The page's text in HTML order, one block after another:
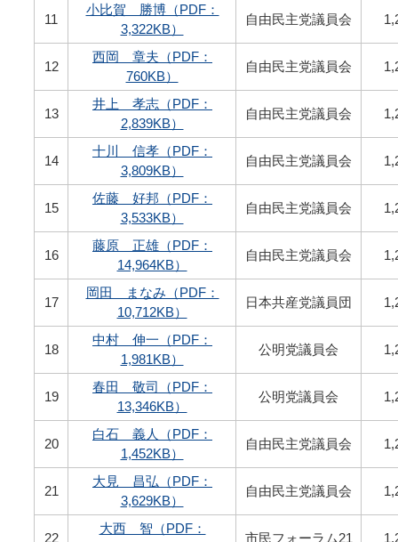
11
小比賀 勝博（PDF：
3,322KB）
自由民主党議員会
12
西岡 章夫（PDF：
760KB）
自由民主党議員会
13
井上 孝志（PDF：
2,839KB）
自由民主党議員会
14
十川 信孝（PDF：
3,809KB）
自由民主党議員会
15
佐藤 好邦（PDF：
3,533KB）
自由民主党議員会
16
藤原 正雄（PDF：
14,964KB）
自由民主党議員会
17
岡田 まなみ（PDF：
10,712KB）
日本共産党議員団
18
中村 伸一（PDF：
1,981KB）
公明党議員会
19
春田 敬司（PDF：
13,346KB）
公明党議員会
20
白石 義人（PDF：
1,452KB）
自由民主党議員会
21
大見 昌弘（PDF：
3,629KB）
自由民主党議員会
22
大西 智（PDF：
市民フォーラム21